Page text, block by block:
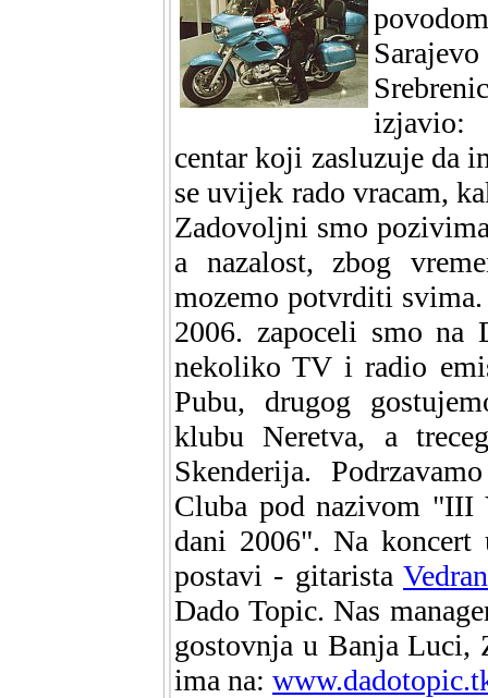
izjavio:
centar koji zasluzuje da
se uvijek rado vracam,
Zadovoljni smo
a nazalost, zbog
mozemo potvrditi
2006. zapoceli smo na
nekoliko TV i radio
Pubu, drugog
klubu Neretva, a
Skenderija.
Cluba pod nazivom "III
dani 2006". Na
postavi - gitarista
Dado Topic. Nas
gostovnja u Banja Luci,
ima na: